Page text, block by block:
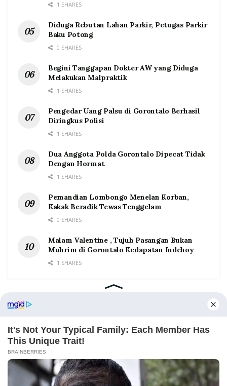
1 SHARES
Diduga Rebutan Lahan Parkir, Petugas Parkir
Baku Potong
0 SHARES
Begini Tanggapan Dokter AW yang Diduga
Melakukan Malpraktik
1 SHARES
Pengedar Uang Palsu di Gorontalo Berhasil
Diringkus Polisi
1 SHARES
Dua Anggota Polda Gorontalo Dipecat Tidak
Dengan Hormat
1 SHARES
Pemandian Lombongo Menelan Korban,
Kakak Beradik Tewas Tenggelam
0 SHARES
Malam Valentine , Tujuh Pasangan Bukan
Muhrim di Gorontalo Kedapatan Indehoy
1 SHARES
Home Tentang Kontak Redaksi Pedoman Media Siber